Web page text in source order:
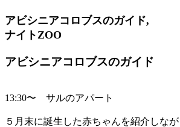
アビシニアコロブスのガイド,
ナイトZOO
アビシニアコロブスのガイド
13:30〜 サルのアパート
５月末に誕生した赤ちゃんを紹介しなが